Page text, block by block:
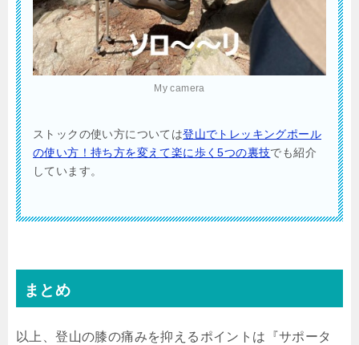
My camera
ストックの使い方については登山でトレッキングポール
の使い方！持ち方を変えて楽に歩く5つの裏技でも紹介
しています。
まとめ
以上、登山の膝の痛みを抑えるポイントは『サポータ